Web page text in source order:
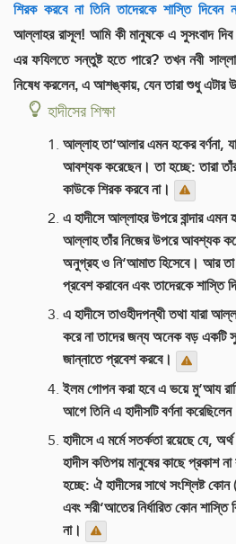
শিরক করবে না তিনি তাদেরকে শাস্তি
আল্লাহর রাসূল! আমি কী মানুষকে এ সুসংবাদ দিব
এর ফযিলতে সন্তুষ্ট হতে পারে? তখন নবী
নিষেধ করলেন, এ আশঙ্কায়, যেন তারা শুধু এটার
হাদীসের শিক্ষা
আল্লাহ তা‘আলার এমন হকের বর্ণনা, যা
আবশ্যক করেছেন। তা হচ্ছে: তারা
কাউকে শিরক করবে না।
এ হাদীসে আল্লাহর উপরে বান্দার এমন
আল্লাহ তাঁর নিজের উপরে আবশ্যক
অনুগ্রহ ও নি‘আমাত হিসেবে। আর তা
প্রবেশ করাবেন এবং তাদেরকে শাস্তি
এ হাদীসে তাওহীদপন্থী তথা যারা
করে না তাদের জন্য অনেক বড় একটি
জান্নাতে প্রবেশ করবে।
ইলম গোপন করা হবে এ ভয়ে মু‘আয
আগে তিনি এ হাদীসটি বর্ণনা
হাদীসে এ মর্মে সতর্কতা রয়েছে যে,
হাদীস কতিপয় মানুষের কাছে প্রকাশ
হচ্ছে: ঐ হাদীসের সাথে সংশ্লিষ্ট
এবং শরী‘আতের নির্ধারিত কোন শাস্তি
না।